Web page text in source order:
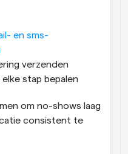
en sms-
verzenden
stap bepalen
om no-shows laag
consistent te